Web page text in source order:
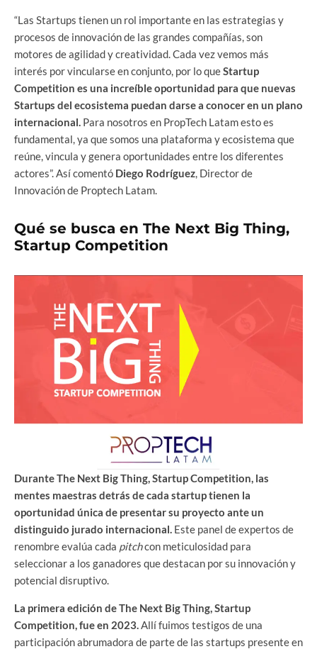
“Las Startups tienen un rol importante en las estrategias y
procesos de innovación de las grandes compañías, son
motores de agilidad y creatividad. Cada vez vemos más
interés por vincularse en conjunto, por lo queStartup
Competition es una increíble oportunidad para que nuevas
Startups del ecosistema puedan darse a conocer en un plano
internacional. Para nosotros en PropTech Latam esto es
fundamental, ya que somos una plataforma y ecosistema que
reúne, vincula y genera oportunidades entre los diferentes
actores”. Así comentó Diego Rodríguez, Director de
Innovación de Proptech Latam.
Qué se busca en The Next Big Thing,
Startup Competition
Durante The Next Big Thing, Startup Competition, las
mentes maestras detrás de cada startup tienen la
oportunidad única de presentar su proyecto ante un
distinguido jurado internacional. Este panel de expertos de
renombre evalúa cada pitchcon meticulosidad para
seleccionar a los ganadores que destacan por su innovación y
potencial disruptivo.
La primera edición de The Next Big Thing, Startup
Competition, fue en 2023.Allí fuimos testigos de una
participación abrumadora de parte de las startups presente en